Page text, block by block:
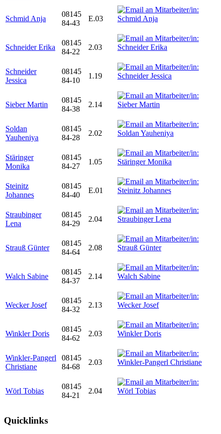
Schmid Anja
08145
84-43
E.03
Schneider Erika
08145
84-22
2.03
Schneider
Jessica
08145
84-10
1.19
Sieber Martin
08145
84-38
2.14
Soldan
Yauheniya
08145
84-28
2.02
Stäringer
Monika
08145
84-27
1.05
Steinitz
Johannes
08145
84-40
E.01
Straubinger
Lena
08145
84-29
2.04
Strauß Günter
08145
84-64
2.08
Walch Sabine
08145
84-37
2.14
Wecker Josef
08145
84-32
2.13
Winkler Doris
08145
84-62
2.03
Winkler-Pangerl
Christiane
08145
84-68
2.03
Wörl Tobias
08145
84-21
2.04
Quicklinks